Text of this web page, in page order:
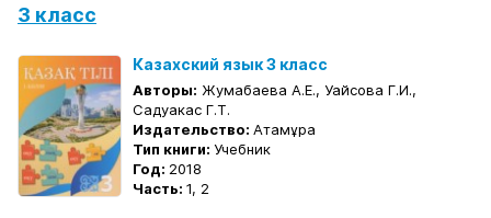
3 класс
Казахский язык 3 класс
Авторы: Жумабаева А.Е., Уайсова Г.И.,
Садуакас Г.Т.
Издательство: Атамұра
Тип книги: Учебник
Год: 2018
Часть: 1, 2